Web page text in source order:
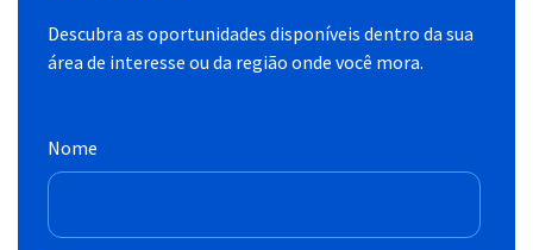
Descubra as oportunidades disponíveis dentro da sua
área de interesse ou da região onde você mora.
Nome